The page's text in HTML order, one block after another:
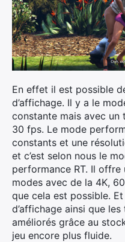
En effet il est possible
d’affichage. Il y a le
constante mais avec un
30 fps. Le mode
constants et une
et c’est selon nous le
performance RT. Il
modes avec de la 4K,
que cela est possible.
d’affichage ainsi que
améliorés grâce au
jeu encore plus fluide.